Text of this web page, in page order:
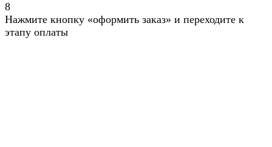
8
Нажмите кнопку «оформить заказ» и переходите к
этапу оплаты